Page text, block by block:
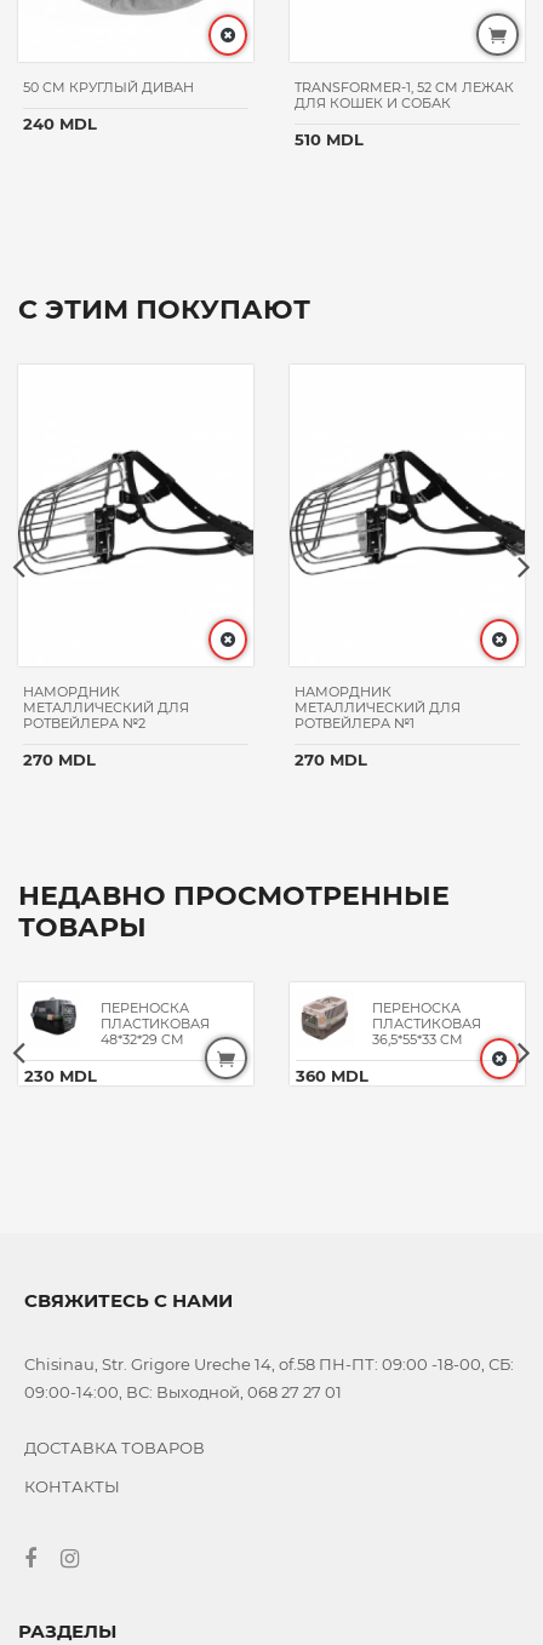
50 CM КРУГЛЫЙ ДИВАН
240 MDL
TRANSFORMER-1, 52 CM ЛЕЖАК
ДЛЯ КОШЕК И СОБАК
510 MDL
С ЭТИМ ПОКУПАЮТ
НАМОРДНИК
МЕТАЛЛИЧЕСКИЙ ДЛЯ
РОТВЕЙЛЕРА №2
270 MDL
НАМОРДНИК
МЕТАЛЛИЧЕСКИЙ ДЛЯ
РОТВЕЙЛЕРА №1
270 MDL
НЕДАВНО ПРОСМОТРЕННЫЕ
ТОВАРЫ
ПЕРЕНОСКА
ПЛАСТИКОВАЯ
48*32*29 CM
230 MDL
ПЕРЕНОСКА
ПЛАСТИКОВАЯ
36,5*55*33 CM
360 MDL
СВЯЖИТЕСЬ С НАМИ
Chisinau, Str. Grigore Ureche 14, of.58 ПН-ПТ: 09:00 -18-00, СБ:
09:00-14:00, ВС: Выходной, 068 27 27 01
ДОСТАВКА ТОВАРОВ
КОНТАКТЫ
РАЗДЕЛЫ